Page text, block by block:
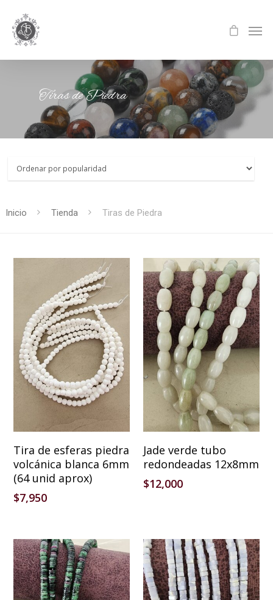
Tiras de Piedra
Inicio Tienda Tiras de Piedra
Añadir Al Carrito
Tira de esferas piedra
volcánica blanca 6mm
(64 unid aprox)
$7,950
Añadir Al Carrito
Jade verde tubo
redondeadas 12x8mm
$12,000